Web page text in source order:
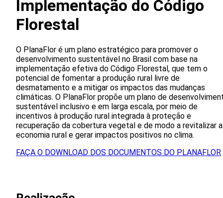
Implementação do Código
Florestal
O PlanaFlor é um plano estratégico para promover o
desenvolvimento sustentável no Brasil com base na
implementação efetiva do Código Florestal, que tem o
potencial de fomentar a produção rural livre de
desmatamento e a mitigar os impactos das mudanças
climáticas. O PlanaFlor propõe um plano de
sustentável inclusivo e em larga escala, por meio de
incentivos à produção rural integrada à proteção e
recuperação da cobertura vegetal e de modo a revitalizar a
economia rural e gerar impactos positivos no clima.
FAÇA O DOWNLOAD DOS DOCUMENTOS DO PLANAFLOR